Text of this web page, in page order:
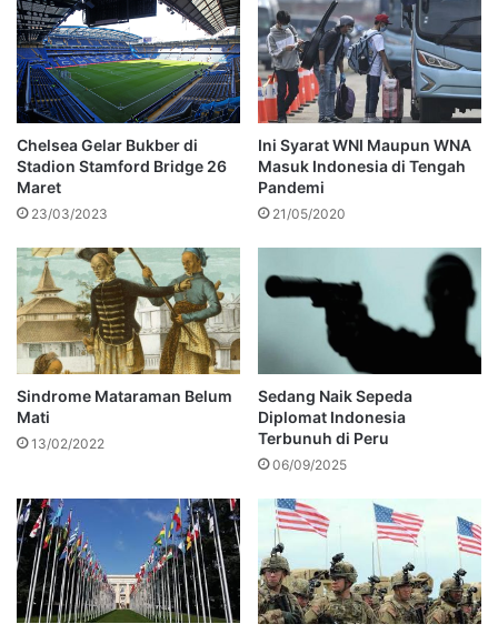
Chelsea Gelar Bukber di
Stadion Stamford Bridge 26
Maret
23/03/2023
Ini Syarat WNI Maupun WNA
Masuk Indonesia di Tengah
Pandemi
21/05/2020
Sindrome Mataraman Belum
Mati
13/02/2022
Sedang Naik Sepeda
Diplomat Indonesia
Terbunuh di Peru
06/09/2025